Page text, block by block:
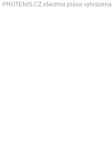
PROTENIS.CZ všechna práva vyhrazena